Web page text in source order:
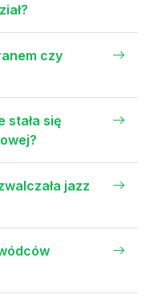
czy
stała się
jazz